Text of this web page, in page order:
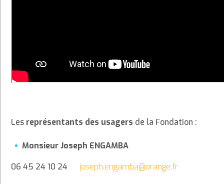
Les représentants des usagers de la Fondation :
Monsieur Joseph ENGAMBA
06 45 24 10 24 joseph.engamba@orange.fr